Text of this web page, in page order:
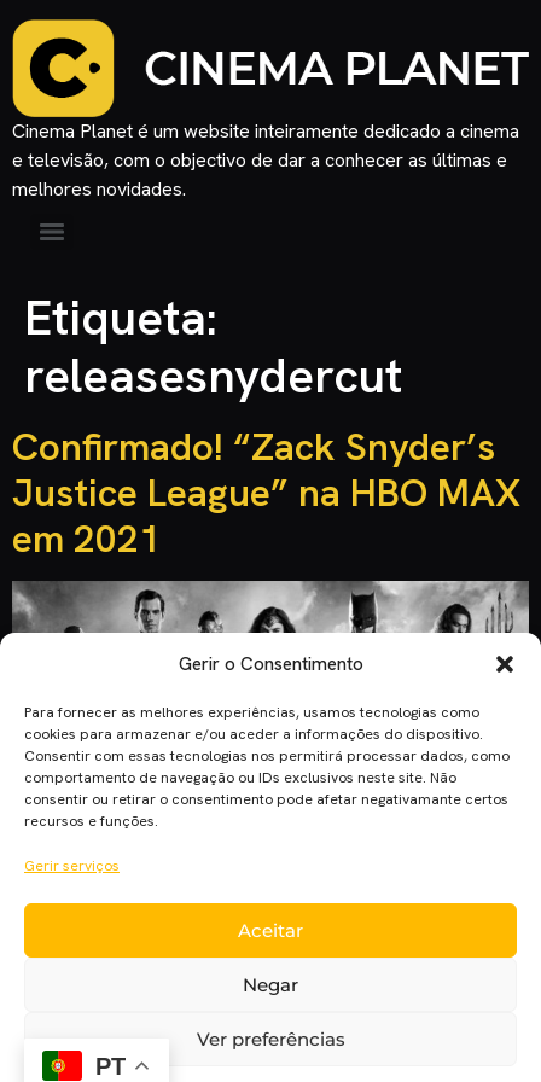
Gerir o Consentimento
Para fornecer as melhores experiências, usamos tecnologias como
cookies para armazenar e/ou aceder a informações do dispositivo.
Consentir com essas tecnologias nos permitirá processar dados, como
comportamento de navegação ou IDs exclusivos neste site. Não
consentir ou retirar o consentimento pode afetar negativamante certos
recursos e funções.
Gerir serviços
Aceitar
Negar
Ver preferências
Cinema Planet é um website inteiramente dedicado a cinema
e televisão, com o objectivo de dar a conhecer as últimas e
melhores novidades.
Etiqueta:
releasesnydercut
Confirmado! “Zack Snyder’s
Justice League” na HBO MAX
em 2021
Zack Snyder confirma que a sua visão de “Justice League”
chegará à HBO Max em 2021 após um extenso trabalho de
após o lançamento do filme “Justice League” em 2017. A
verdade é que o corte que foi visto nos cinemas não
PT